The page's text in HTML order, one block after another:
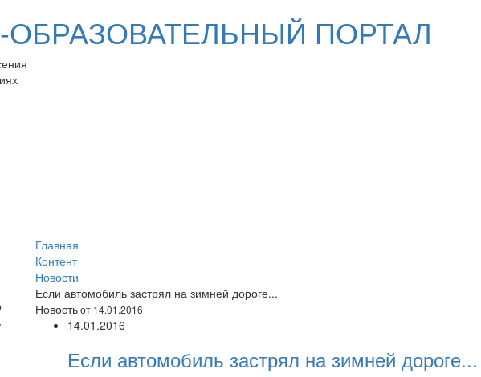
ПОРТАЛ
Главная
Контент
Новости
Если автомобиль застрял на зимней дороге...
Новостьот 14.01.2016
14.01.2016
Если автомобиль застрял на зимней дороге...